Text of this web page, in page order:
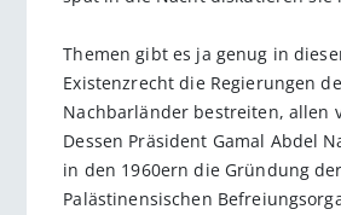
Themen gibt es ja genug in
Existenzrecht die Regierungen
Nachbarländer bestreiten, allen
Dessen Präsident Gamal Abdel
in den 1960ern die Gründung der
Palästinensischen